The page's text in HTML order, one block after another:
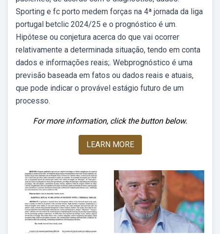
Sporting e fc porto medem forças na 4ª jornada da liga
portugal betclic 2024/25 e o prognóstico é um.
Hipótese ou conjetura acerca do que vai ocorrer
relativamente a determinada situação, tendo em conta
dados e informações reais;. Webprognóstico é uma
previsão baseada em fatos ou dados reais e atuais,
que pode indicar o provável estágio futuro de um
processo.
For more information, click the button below.
LEARN MORE